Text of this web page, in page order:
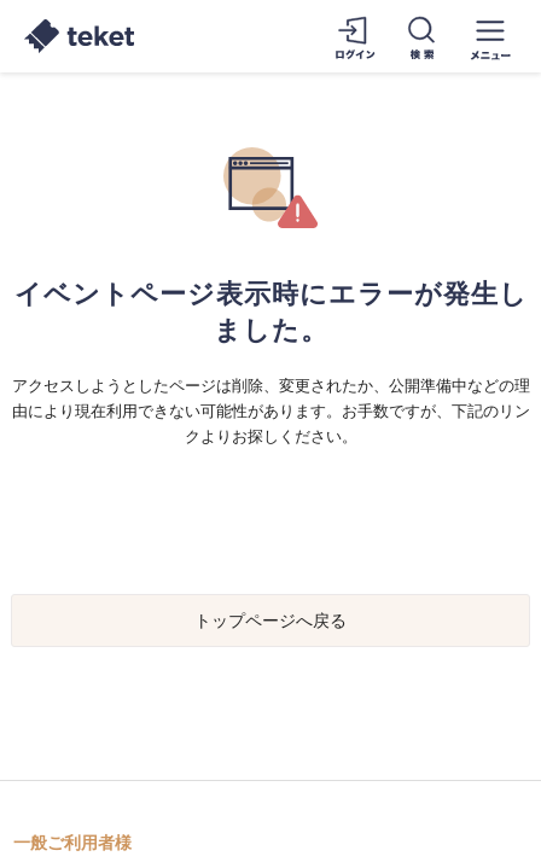
イベントページ表示時にエラーが発生し
ました。
アクセスしようとしたページは削除、変更されたか、公開準備中などの理
由により現在利用できない可能性があります。お手数ですが、下記のリン
クよりお探しください。
トップページへ戻る
一般ご利用者様